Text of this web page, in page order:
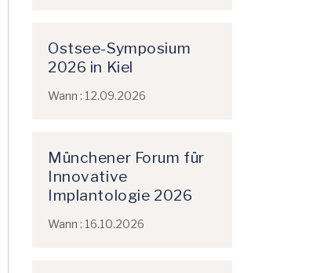
Ostsee-Symposium
2026 in Kiel
Wann : 12.09.2026
Münchener Forum für
Innovative
Implantologie 2026
Wann : 16.10.2026